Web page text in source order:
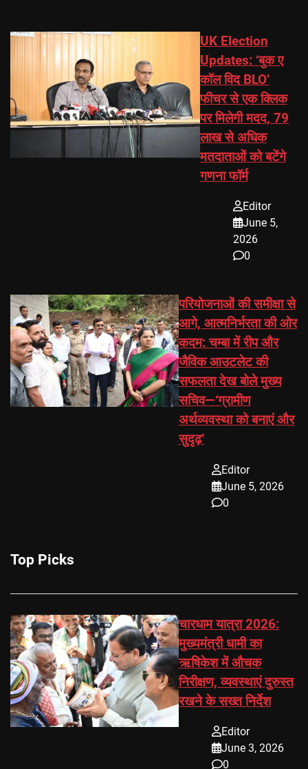
UK Election
Updates: ‘बुक ए
कॉल विद BLO’
फीचर से एक क्लिक
पर मिलेगी मदद, 79
लाख से अधिक
मतदाताओं को बटेंगे
गणना फॉर्म
Editor
June 5,
2026
0
परियोजनाओं की समीक्षा से
आगे, आत्मनिर्भरता की ओर
कदम: चम्बा में रीप और
जैविक आउटलेट की
सफलता देख बोले मुख्य
सचिव—‘ग्रामीण
अर्थव्यवस्था को बनाएं और
सुदृढ़’
Editor
June 5, 2026
0
Top Picks
चारधाम यात्रा 2026:
मुख्यमंत्री धामी का
ऋषिकेश में औचक
निरीक्षण, व्यवस्थाएं दुरुस्त
रखने के सख्त निर्देश
Editor
June 3, 2026
0